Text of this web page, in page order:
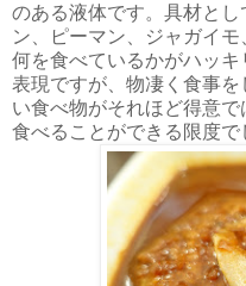
のある液体です。具材と
ン、ピーマン、ジャガイ
何を食べているかがハッ
表現ですが、物凄く食事
い食べ物がそれほど得意
食べることができる限度で